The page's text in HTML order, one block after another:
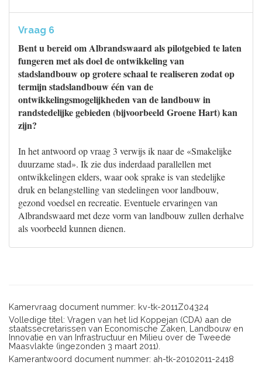
Vraag 6
Bent u bereid om Albrandswaard als pilotgebied te laten
fungeren met als doel de ontwikkeling van
stadslandbouw op grotere schaal te realiseren zodat op
termijn stadslandbouw één van de
ontwikkelingsmogelijkheden van de landbouw in
randstedelijke gebieden (bijvoorbeeld Groene Hart) kan
zijn?
In het antwoord op vraag 3 verwijs ik naar de «Smakelijke
duurzame stad». Ik zie dus inderdaad parallellen met
ontwikkelingen elders, waar ook sprake is van stedelijke
druk en belangstelling van stedelingen voor landbouw,
gezond voedsel en recreatie. Eventuele ervaringen van
Albrandswaard met deze vorm van landbouw zullen derhalve
als voorbeeld kunnen dienen.
Kamervraag document nummer: kv-tk-2011Z04324
Volledige titel: Vragen van het lid Koppejan (CDA) aan de
staatssecretarissen van Economische Zaken, Landbouw en
Innovatie en van Infrastructuur en Milieu over de Tweede
Maasvlakte (ingezonden 3 maart 2011).
Kamerantwoord document nummer: ah-tk-20102011-2418